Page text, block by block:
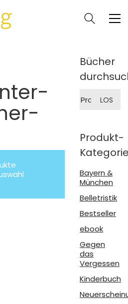
Bücher
nach:
LOS
Produkt-
Bayern &
München
Belletristik
Bestseller
ebook
Gegen
das
Vergessen
Kinderbuch